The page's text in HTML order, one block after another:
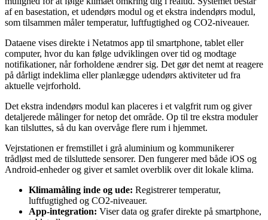
af en basestation, et udendørs modul og et ekstra indendørs modul,
som tilsammen måler temperatur, luftfugtighed og CO2-niveauer.
Dataene vises direkte i Netatmos app til smartphone, tablet eller
computer, hvor du kan følge udviklingen over tid og modtage
notifikationer, når forholdene ændrer sig. Det gør det nemt at reagere
på dårligt indeklima eller planlægge udendørs aktiviteter ud fra
aktuelle vejrforhold.
Det ekstra indendørs modul kan placeres i et valgfrit rum og giver
detaljerede målinger for netop det område. Op til tre ekstra moduler
kan tilsluttes, så du kan overvåge flere rum i hjemmet.
Vejrstationen er fremstillet i grå aluminium og kommunikerer
trådløst med de tilsluttede sensorer. Den fungerer med både iOS og
Android-enheder og giver et samlet overblik over dit lokale klima.
Klimamåling inde og ude: Registrerer temperatur,
luftfugtighed og CO2-niveauer.
App-integration: Viser data og grafer direkte på smartphone,